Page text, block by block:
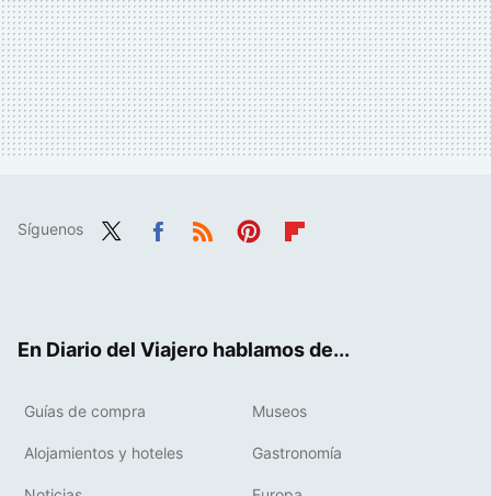
Síguenos
En Diario del Viajero hablamos de...
Guías de compra Museos
Alojamientos y hoteles Gastronomía